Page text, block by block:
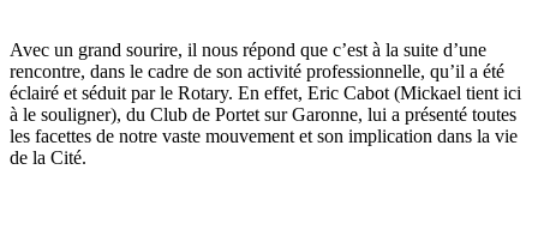
Avec un grand sourire, il nous répond que c’est à la suite d’une
rencontre, dans le cadre de son activité professionnelle, qu’il a été
éclairé et séduit par le Rotary. En effet, Eric Cabot (Mickael tient ici
à le souligner), du Club de Portet sur Garonne, lui a présenté toutes
les facettes de notre vaste mouvement et son implication dans la vie
de la Cité.